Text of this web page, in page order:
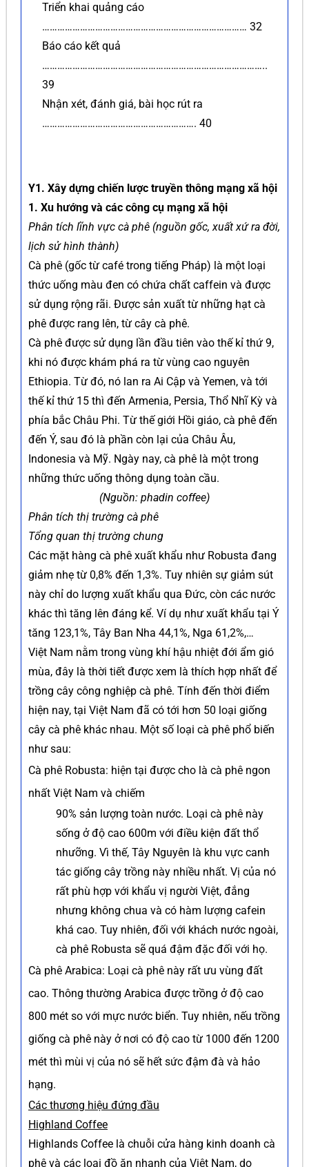
Triển khai quảng cáo
……………………………………………………………………… 32
Báo cáo kết quả
……………………………………………………………………………..
39
Nhận xét, đánh giá, bài học rút ra
……………………………………………………. 40
Y1. Xây dựng chiến lược truyền thông mạng xã hội
1. Xu hướng và các công cụ mạng xã hội
Phân tích lĩnh vực cà phê (nguồn gốc, xuất xứ ra đời,
lịch sử hình thành)
Cà phê (gốc từ café trong tiếng Pháp) là một loại
thức uống màu đen có chứa chất caffein và được
sử dụng rộng rãi. Được sản xuất từ những hạt cà
phê được rang lên, từ cây cà phê.
Cà phê được sử dụng lần đầu tiên vào thế kỉ thứ 9,
khi nó được khám phá ra từ vùng cao nguyên
Ethiopia. Từ đó, nó lan ra Ai Cập và Yemen, và tới
thế kỉ thứ 15 thì đến Armenia, Persia, Thổ Nhĩ Kỳ và
phía bắc Châu Phi. Từ thế giới Hồi giáo, cà phê đến
đến Ý, sau đó là phần còn lại của Châu Âu,
Indonesia và Mỹ. Ngày nay, cà phê là một trong
những thức uống thông dụng toàn cầu.
(Nguồn: phadin coffee)
Phân tích thị trường cà phê
Tổng quan thị trường chung
Các mặt hàng cà phê xuất khẩu như Robusta đang
giảm nhẹ từ 0,8% đến 1,3%. Tuy nhiên sự giảm sút
này chỉ do lượng xuất khẩu qua Đức, còn các nước
khác thì tăng lên đáng kể. Ví dụ như xuất khẩu tại Ý
tăng 123,1%, Tây Ban Nha 44,1%, Nga 61,2%,…
Việt Nam nằm trong vùng khí hậu nhiệt đới ẩm gió
mùa, đây là thời tiết được xem là thích hợp nhất để
trồng cây công nghiệp cà phê. Tính đến thời điểm
hiện nay, tại Việt Nam đã có tới hơn 50 loại giống
cây cà phê khác nhau. Một số loại cà phê phổ biến
như sau:
Cà phê Robusta: hiện tại được cho là cà phê ngon
nhất Việt Nam và chiếm
90% sản lượng toàn nước. Loại cà phê này
sống ở độ cao 600m với điều kiện đất thổ
nhưỡng. Vì thế, Tây Nguyên là khu vực canh
tác giống cây trồng này nhiều nhất. Vị của nó
rất phù hợp với khẩu vị người Việt, đắng
nhưng không chua và có hàm lượng cafein
khá cao. Tuy nhiên, đối với khách nước ngoài,
cà phê Robusta sẽ quá đậm đặc đối với họ.
Cà phê Arabica: Loại cà phê này rất ưu vùng đất
cao. Thông thường Arabica được trồng ở độ cao
800 mét so với mực nước biển. Tuy nhiên, nếu trồng
giống cà phê này ở nơi có độ cao từ 1000 đến 1200
mét thì mùi vị của nó sẽ hết sức đậm đà và hảo
hạng.
Các thương hiệu đứng đầu
Highland Coffee
Highlands Coffee là chuỗi cửa hàng kinh doanh cà
phê và các loại đồ ăn nhanh của Việt Nam, do